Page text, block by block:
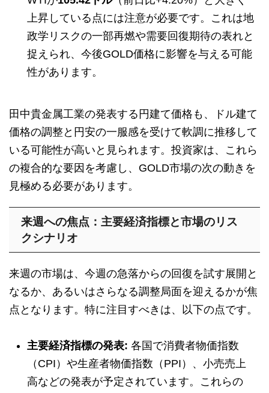
上昇している点には注意が必要です。これは地
政学リスクの一部再燃や需要回復期待の表れと
捉えられ、今後GOLD価格に影響を与える可能
性があります。
田中貴金属工業の発表する円建て価格も、ドル建て
価格の調整と円安の一服感を受けて軟調に推移して
いる可能性が高いと見られます。投資家は、これら
の複合的な要因を考慮し、GOLD市場の次の動きを
見極める必要があります。
来週への焦点：主要経済指標と市場のリス
クシナリオ
来週の市場は、今週の急落からの回復を試す展開と
なるか、あるいはさらなる調整局面を迎えるかが焦
点となります。特に注目すべきは、以下の点です。
主要経済指標の発表: 各国で消費者物価指数
（CPI）や生産者物価指数（PPI）、小売売上
高などの発表が予定されています。これらの